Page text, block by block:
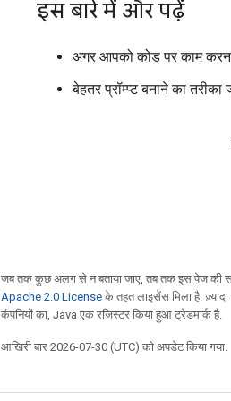
इस बारे में और पढ़ें
अगर आपको कोड पर काम
बेहतर प्रॉम्प्ट बनाने का
जब तक कुछ अलग से न बताया जाए, तब तक इस पेज की
Apache 2.0 License के तहत लाइसेंस मिला है. ज़्यादा
कंपनियों का, Java एक रजिस्टर किया हुआ ट्रेडमार्क है.
आखिरी बार 2026-07-30 (UTC) को अपडेट किया गया.